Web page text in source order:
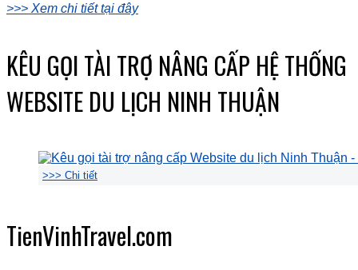
>>> Xem chi tiết tại đây
KÊU GỌI TÀI TRỢ NÂNG CẤP HỆ THỐNG
WEBSITE DU LỊCH NINH THUẬN
>>> Chi tiết
TienVinhTravel.com